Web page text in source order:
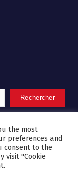
the most
preferences and
consent to the
visit "Cookie